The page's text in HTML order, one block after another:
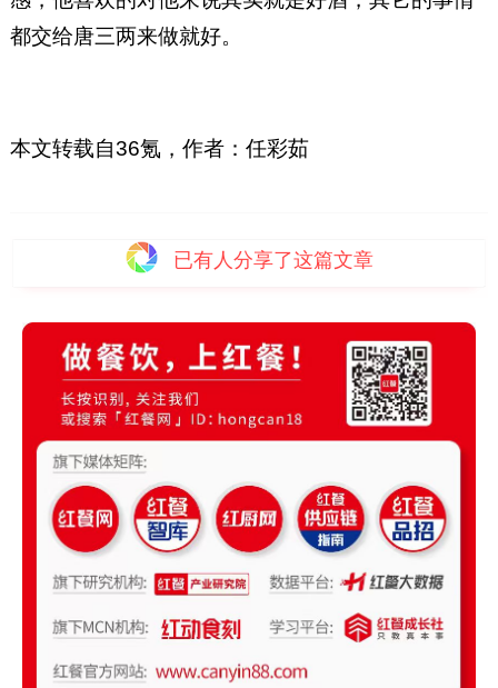
都交给唐三两来做就好。
本文转载自36氪， 作者：任彩茹
已有 人分享了这篇文章